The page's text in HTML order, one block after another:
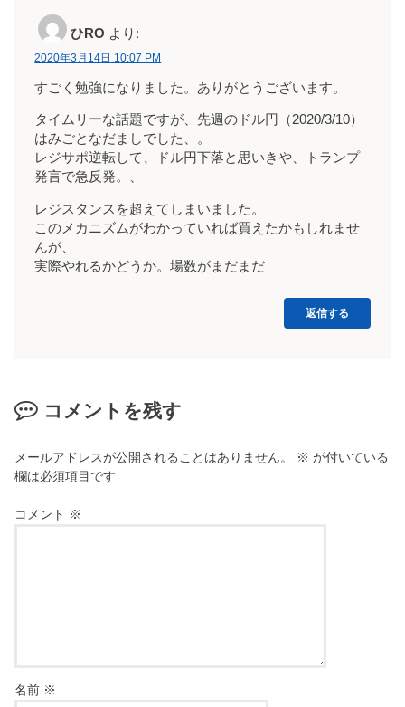
ひRO より:
2020年3月14日 10:07 PM
すごく勉強になりました。ありがとうございます。
タイムリーな話題ですが、先週のドル円（2020/3/10）
はみごとなだましでした、。
レジサポ逆転して、ドル円下落と思いきや、トランプ
発言で急反発。、
レジスタンスを超えてしまいました。
このメカニズムがわかっていれば買えたかもしれませ
んが、
実際やれるかどうか。場数がまだまだ
返信する
コメントを残す
メールアドレスが公開されることはありません。 ※ が付いている
欄は必須項目です
コメント ※
名前 ※